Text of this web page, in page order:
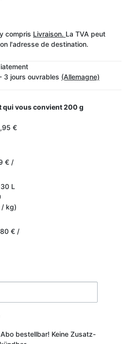
compris Livraison. La TVA peut
l'adresse de destination.
3 jours ouvrables (Allemagne)
qui vous convient200 g
€
€ /
L
/ kg)
€ /
bestellbar! Keine Zusatz-